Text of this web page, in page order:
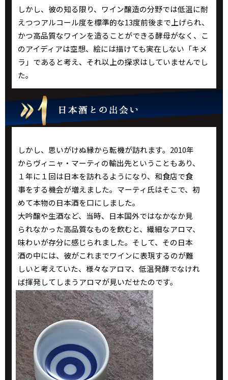
しかし、彼の知る限り、ワイン醸造の分野では低温に耐
えつつアルコール度を標準的な13度前後まで上げられ、
かつ高品質なワインを造ることができる酵母がなく、こ
のアイディアは空想、絵には描けても実在しない「キメ
ラ」であると考え、それ以上の探求はしていませんでし
た。
しかし、思いがけぬ縁から転機が訪れます。2010年
からヴィニャ・マーティの輸出先ということもあり、
１年に１回は日本を訪れるようになり、和食店で食
事をする機会が増えました。マーティ氏はそこで、初
めて本物の日本酒を口にしました。
大吟醸や生酒など、当時、日本国外ではなかなか見
られなかった高品質なものを飲むと、繊細なアロマ、
味わいが存分に感じられました。そして、その日本
酒の中には、彼がこれまでワインに表現するのが難
しいと考えていた、様々なアロマ、低温発酵でなけれ
ば揮発してしまうアロマが見いだせたのです。